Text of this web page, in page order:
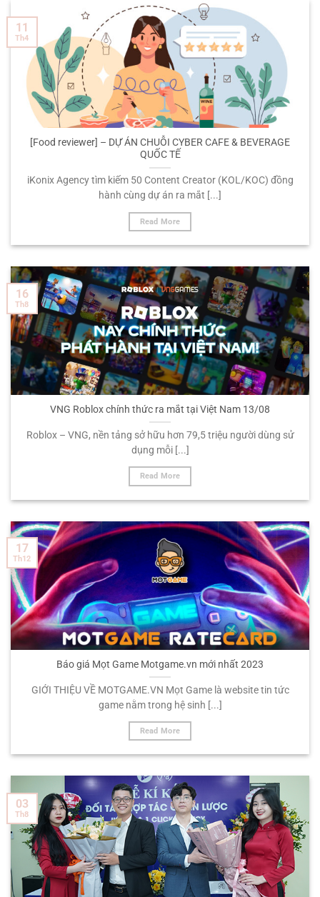
[Food reviewer] – DỰ ÁN CHUỖI CYBER CAFE & BEVERAGE
QUỐC TẾ
iKonix Agency tìm kiếm 50 Content Creator (KOL/KOC) đồng
hành cùng dự án ra mắt [...]
Read More
11
Th4
VNG Roblox chính thức ra mắt tại Việt Nam 13/08
Roblox – VNG, nền tảng sở hữu hơn 79,5 triệu người dùng sử
dụng mỗi [...]
Read More
16
Th8
Báo giá Mọt Game Motgame.vn mới nhất 2023
GIỚI THIỆU VỀ MOTGAME.VN Mọt Game là website tin tức
game nằm trong hệ sinh [...]
Read More
17
Th12
03
Th8